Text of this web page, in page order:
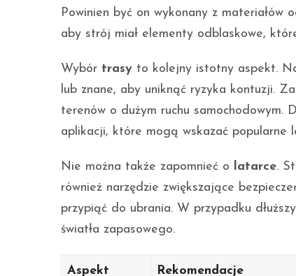
Powinien być on wykonany z materiałów
aby strój miał elementy odblaskowe,
Wybór trasy to kolejny istotny aspekt.
lub znane, aby uniknąć ryzyka kontuzji.
terenów o dużym ruchu
aplikacji, które mogą wskazać popularne
Nie można także zapomnieć o latarce.
również narzędzie zwiększające
przypiąć do ubrania. W przypadku
światła zapasowego.
Aspekt Rekomendacje